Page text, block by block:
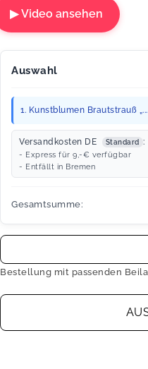
▶ Video ansehen
Auswahl
1. Kunstblumen Brautstrauß „...
Versandkosten DE Standard :
- Express für 9,-€ verfügbar
- Entfällt in Bremen
Gesamtsumme:
Bestellung mit passenden